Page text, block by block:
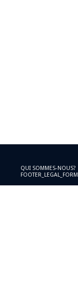
QUI SOMMES-NOUS?